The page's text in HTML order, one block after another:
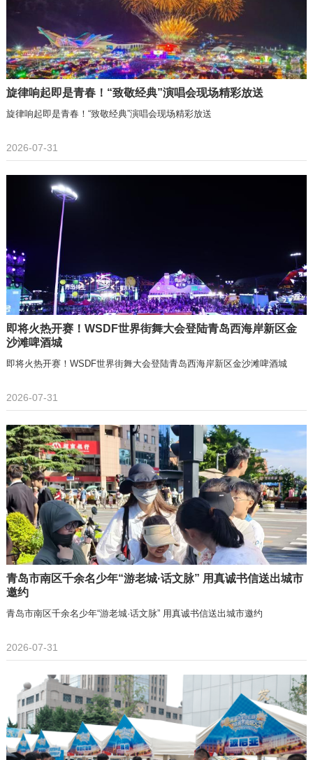
旋律响起即是青春！“致敬经典”演唱会现场精彩放送
旋律响起即是青春！“致敬经典”演唱会现场精彩放送
2026-07-31
即将火热开赛！WSDF世界街舞大会登陆青岛西海岸新区金
沙滩啤酒城
即将火热开赛！WSDF世界街舞大会登陆青岛西海岸新区金沙滩啤酒城
2026-07-31
青岛市南区千余名少年“游老城·话文脉” 用真诚书信送出城市
邀约
青岛市南区千余名少年“游老城·话文脉” 用真诚书信送出城市邀约
2026-07-31